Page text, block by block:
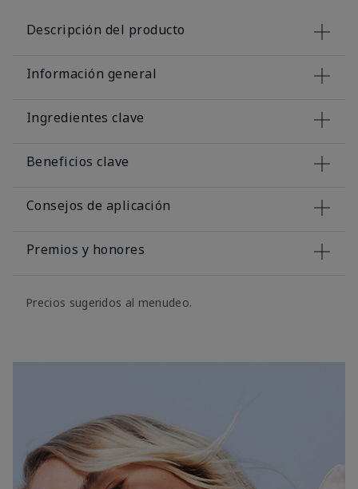
Descripción del producto
Información general
Ingredientes clave
Beneficios clave
Consejos de aplicación
Premios y honores
Precios sugeridos al menudeo.